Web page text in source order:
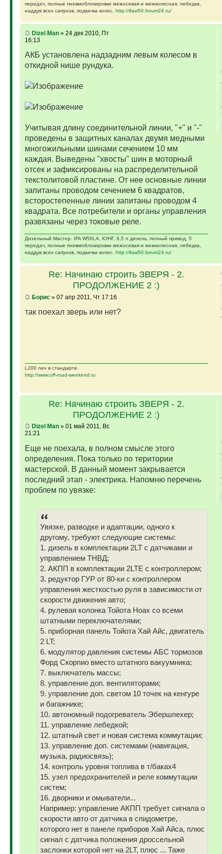
передач, полные пневмоблокировки межосевая и межколесная, лебедка,
наддув всех сапунов, подкачка колес. http://ifaw50.forum24.ru/
Dizel Man» 24 дек 2010, Пт
16:13
АКБ установлена надзадним левым колесом в
откидной нише рундука.
Учитывая длину соединительной линии, "+" и "-"
проведены в защитных каналах двумя медными
многожильными шинами сечением 10 мм
каждая. Выведены "хвосты" шин в моторный
отсек и зафиксированы на распределительной
текстолитовой пластине. От нее основные линии
запитаны проводом сечением 6 квадратов,
всторостепенные линии запитаны проводом 4
квадрата. Все потребители и органы управления
развязаны через токовые реле.
Дизельный Мастер. IFA W50LA, КУНГ, 6,5 л дизель, полный привод, 5
передач, полные пневмоблокировки межосевая и межколесная, лебедка,
наддув всех сапунов, подкачка колес. http://ifaw50.forum24.ru/
Re: Начинаю строить ЗВЕРЯ - 2.
ПРОДОЛЖЕНИЕ 2 :)
Борис» 07 апр 2011, Чт 17:16
так поехал зверь или нет?
L200 nev в стандарте.
http://www.off-road-weekend.ru
Re: Начинаю строить ЗВЕРЯ - 2.
ПРОДОЛЖЕНИЕ 2 :)
Dizel Man» 01 май 2011, Вс
21:21
Еще не поехала, в полном смысле этого
определения. Пока только по територии
мастерской. В данный момент закрывается
последний этап - электрика. Напомню перечень
проблем по увязке:
Увязке, разводке и адаптации, одного к
другому, требуют следующие системы:
1. дизель в комплектации 2LT с датчиками и
управлением ТНВД;
2. АКПП в комплектации 2LTE с контроллером;
3. редуктор ГУР от 80-ки с контроллером
управления жесткостью руля в зависимости от
скорости движения авто;
4. рулевая колонка Тойота Ноах со всеми
штатными переключателями;
5. приборная панель Тойота Хай Айс, двигатель
2 LT;
6. модулятор давления системы АБС тормозов
Форд Скорпио вместо штатного вакуумника;
7. выключатель массы;
8. управление доп. вентиляторами;
9. управление доп. светом 10 точек на кенгуре
и багажнике;
10. автономный подогреватель Эбершпехер;
11. управление лебедкой;
12. штатный свет и новая система коммутации;
13. управление доп. системами (навигация,
музыка, радиосвязь);
14. контроль уровня топлива в т/баках4
15. узел предохранителей и реле коммутации
систем;
16. дворники и омыватели...
Например: управление АКПП требует сигнала о
скорости авто от датчика в спидометре,
которого нет в панеле приборов Хай Айса, плюс
сигнал с датчика положения дроссельной
заслонки которой нет на 2LT, плюс ... Таже